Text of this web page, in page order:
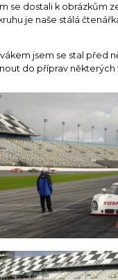
se dostali k obrázkům
je naše stálá
jsem se stal před
do příprav některých